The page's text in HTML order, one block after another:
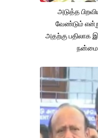
அடுத்த
வேண்டும்
அதற்கு பதிலாக